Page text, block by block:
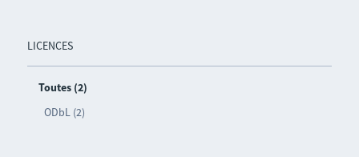
LICENCES
Toutes (2)
ODbL (2)